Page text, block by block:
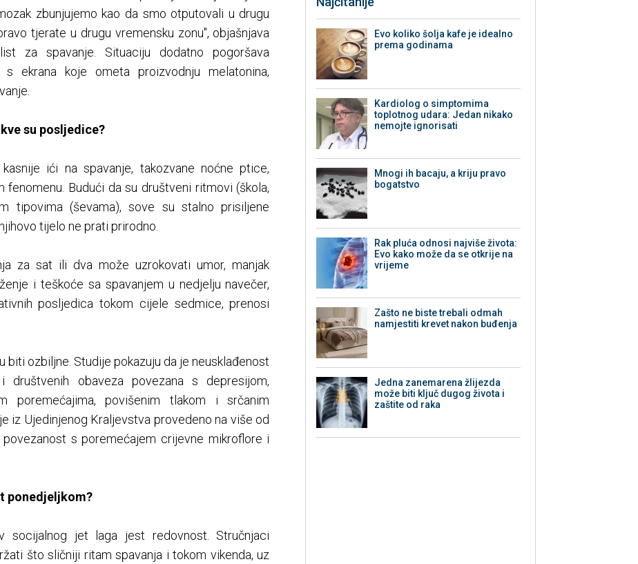
zbunjujemo kao da smo otputovali u drugu
tjerate u drugu vremensku zonu", objašnjava
za spavanje. Situaciju dodatno pogoršava
ekrana koje ometa proizvodnju melatonina,
su posljedice?
ići na spavanje, takozvane noćne ptice,
fenomenu. Budući da su društveni ritmovi (škola,
tipovima (ševama), sove su stalno prisiljene
tijelo ne prati prirodno.
za sat ili dva može uzrokovati umor, manjak
i teškoće sa spavanjem u nedjelju navečer,
posljedica tokom cijele sedmice, prenosi
biti ozbiljne. Studije pokazuju da je neusklađenost
društvenih obaveza povezana s depresijom,
poremećajima, povišenim tlakom i srčanim
iz Ujedinjenog Kraljevstva provedeno na više od
s poremećajem crijevne mikroflore i
ponedjeljkom?
socijalnog jet laga jest redovnost. Stručnjaci
što sličniji ritam spavanja i tokom vikenda, uz
Evo koliko šolja kafe je idealno
prema godinama
Kardiolog o simptomima
toplotnog udara: Jedan nikako
nemojte ignorisati
Mnogi ih bacaju, a kriju pravo
bogatstvo
Rak pluća odnosi najviše života:
Evo kako može da se otkrije na
vrijeme
Zašto ne biste trebali odmah
namjestiti krevet nakon buđenja
Jedna zanemarena žlijezda
može biti ključ dugog života i
zaštite od raka